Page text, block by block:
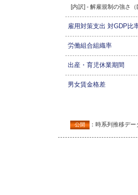
[内訳] - 解雇規制の強さ（
雇用対策支出 対GDP比
労働組合組織率
出産・育児休業期間
男女賃金格差
公開 ：時系列推移デー